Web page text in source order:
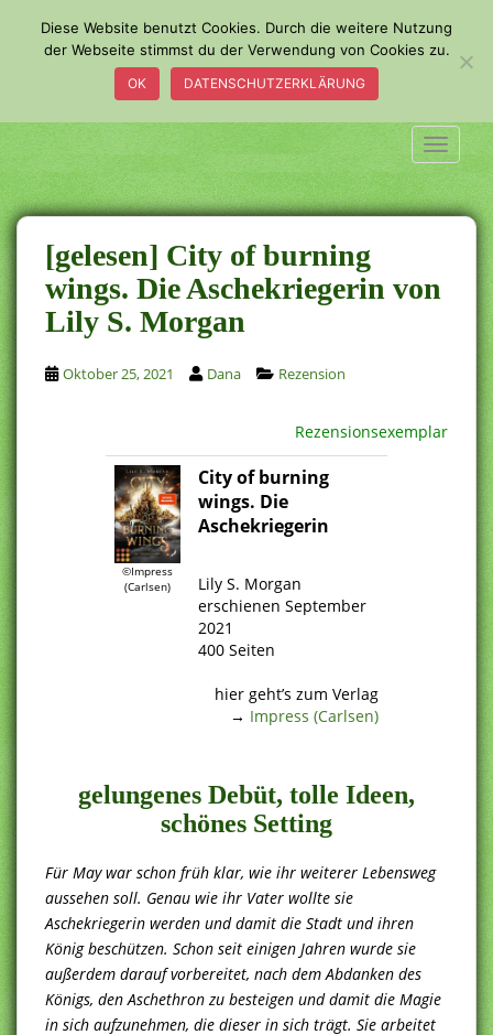
m
a
i
n
c
o
n
t
e
n
t
[gelesen] City of burning
wings. Die Aschekriegerin von
Lily S. Morgan
Oktober 25, 2021 Dana Rezension
Rezensionsexemplar
©Impress
(Carlsen)
City of burning
wings. Die
Aschekriegerin
Lily S. Morgan
erschienen September
2021
400 Seiten
hier geht’s zum Verlag
→ Impress (Carlsen)
gelungenes Debüt, tolle Ideen,
schönes Setting
Für May war schon früh klar, wie ihr weiterer Lebensweg
aussehen soll. Genau wie ihr Vater wollte sie
Aschekriegerin werden und damit die Stadt und ihren
König beschützen. Schon seit einigen Jahren wurde sie
außerdem darauf vorbereitet, nach dem Abdanken des
Königs, den Aschethron zu besteigen und damit die Magie
in sich aufzunehmen, die dieser in sich trägt. Sie arbeitet
Diese Website benutzt Cookies. Durch die weitere Nutzung
der Webseite stimmst du der Verwendung von Cookies zu.
OK DATENSCHUTZERKLÄRUNG